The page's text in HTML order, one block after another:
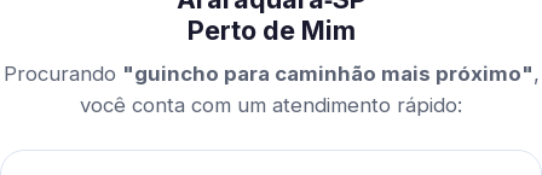
Perto de Mim
Procurando "guincho para caminhão mais próximo",
você conta com um atendimento rápido: